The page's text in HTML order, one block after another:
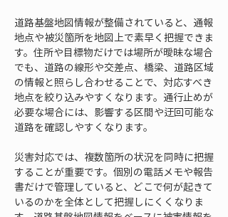
道路基盤地図情報が整備されていると、通報
地点や被災箇所を地図上で素早く把握できま
す。住所や目標物だけでは場所が曖昧な場合
でも、道路の線形や交差点、橋梁、道路区域
の情報と照らし合わせることで、対応すべき
地点を絞り込みやすくなります。通行止めが
必要な場合には、影響する区間や迂回可能な
道路を確認しやすくなります。
災害対応では、複数箇所の状況を同時に把握
することが重要です。個別の電話メモや報告
書だけで管理していると、どこで何が起きて
いるのかを全体として把握しにくくなりま